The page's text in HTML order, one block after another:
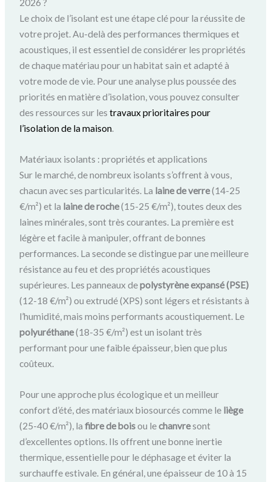
2026 ?
Le choix de l’isolant est une étape clé pour la réussite de
votre projet. Au-delà des performances thermiques et
acoustiques, il est essentiel de considérer les propriétés
de chaque matériau pour un habitat sain et adapté à
votre mode de vie. Pour une analyse plus poussée des
priorités en matière d’isolation, vous pouvez consulter
des ressources sur lestravaux prioritaires pour
l’isolation de la maison.
Matériaux isolants : propriétés et applications
Sur le marché, de nombreux isolants s’offrent à vous,
chacun avec ses particularités. La laine de verre(14-25
€/m²) et la laine de roche(15-25 €/m²), toutes deux des
laines minérales, sont très courantes. La première est
légère et facile à manipuler, offrant de bonnes
performances. La seconde se distingue par une meilleure
résistance au feu et des propriétés acoustiques
supérieures. Les panneaux depolystyrène expansé (PSE)
(12-18 €/m²) ou extrudé (XPS) sont légers et résistants à
l’humidité, mais moins performants acoustiquement. Le
polyuréthane(18-35 €/m²) est un isolant très
performant pour une faible épaisseur, bien que plus
coûteux.
Pour une approche plus écologique et un meilleur
confort d’été, des matériaux biosourcés comme le liège
(25-40 €/m²), lafibre de boisou lechanvresont
d’excellentes options. Ils offrent une bonne inertie
thermique, essentielle pour le déphasage et éviter la
surchauffe estivale. En général, une épaisseur de 10 à 15